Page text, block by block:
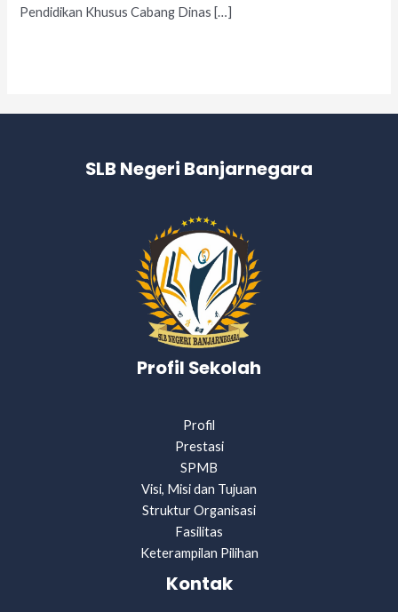
Pendidikan Khusus Cabang Dinas […]
SLB Negeri Banjarnegara
Profil Sekolah
Profil
Prestasi
SPMB
Visi, Misi dan Tujuan
Struktur Organisasi
Fasilitas
Keterampilan Pilihan
Kontak